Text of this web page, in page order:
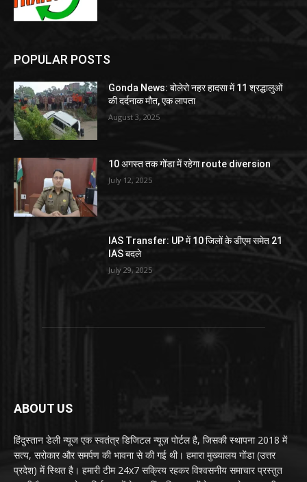
POPULAR POSTS
Gonda News: बोलेरो नहर हादसा में 11 श्रद्धालुओं
की दर्दनाक मौत, एक लापता
August 3, 2025
10 अगस्त तक गोंडा में रहेगा route diversion
July 12, 2025
IAS Transfer: UP में 10 जिलों के डीएम समेत 21
IAS बदले
July 29, 2025
ABOUT US
हिंदुस्तान डेली न्यूज एक स्वतंत्र डिजिटल न्यूज़ पोर्टल है, जिसकी स्थापना 2018 में
सत्य, सरोकार और समर्पण की भावना से की गई थी। हमारा मुख्यालय गोंडा (उत्तर
प्रदेश) में स्थित है। हमारी टीम 24x7 सक्रिय रहकर विश्वसनीय समाचार प्रस्तुत